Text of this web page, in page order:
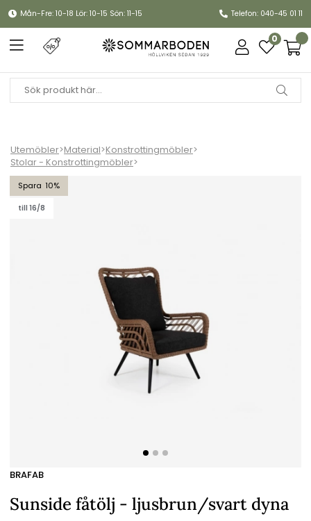
Mån-Fre: 10-18 Lör: 10-15 Sön: 11-15 Telefon: 040-45 01 11
0
Utemöbler>Material>Konstrottingmöbler>
Stolar - Konstrottingmöbler>
10
till 16/8
Sunside fåtölj - ljusbrun/svart dyna
BRAFAB
Sunside fåtölj - ljusbrun/svart dyna